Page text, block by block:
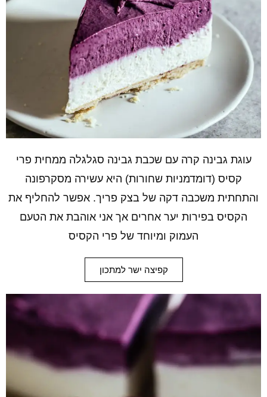
עוגת גבינה קרה עם שכבת גבינה סגלגלה ממחית פרי
קסיס (דומדמניות שחורות) היא עשירה מסקרפונה
והתחתית משכבה דקה של בצק פריך. אפשר להחליף את
הקסיס בפירות יער אחרים אך אני אוהבת את הטעם
העמוק ומיוחד של פרי הקסיס
קפיצה ישר למתכון